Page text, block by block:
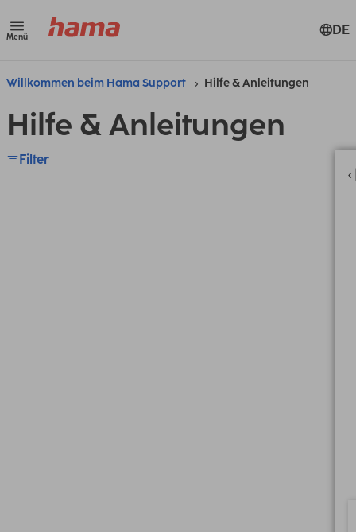
Menü DE
Willkommen beim Hama Support Hilfe & Anleitungen
Hilfe & Anleitungen
Filter